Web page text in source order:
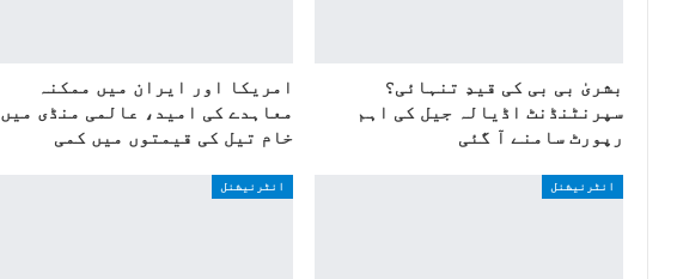
بشریٰ بی بی کی قیدِ تنہائی؟
سپرنٹنڈنٹ اڈیالہ جیل کی اہم
رپورٹ سامنے آ گئی
امریکا اور ایران میں ممکنہ
معاہدے کی امید، عالمی منڈی میں
خام تیل کی قیمتوں میں کمی
انٹرنیشنل انٹرنیشنل